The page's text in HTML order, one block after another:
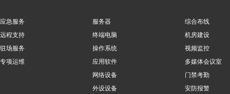
应急服务
远程支持
驻场服务
专项运维
服务器
终端电脑
操作系统
应用软件
网络设备
外设设备
综合布线
机房建设
视频监控
多媒体会议室
门禁考勤
安防报警